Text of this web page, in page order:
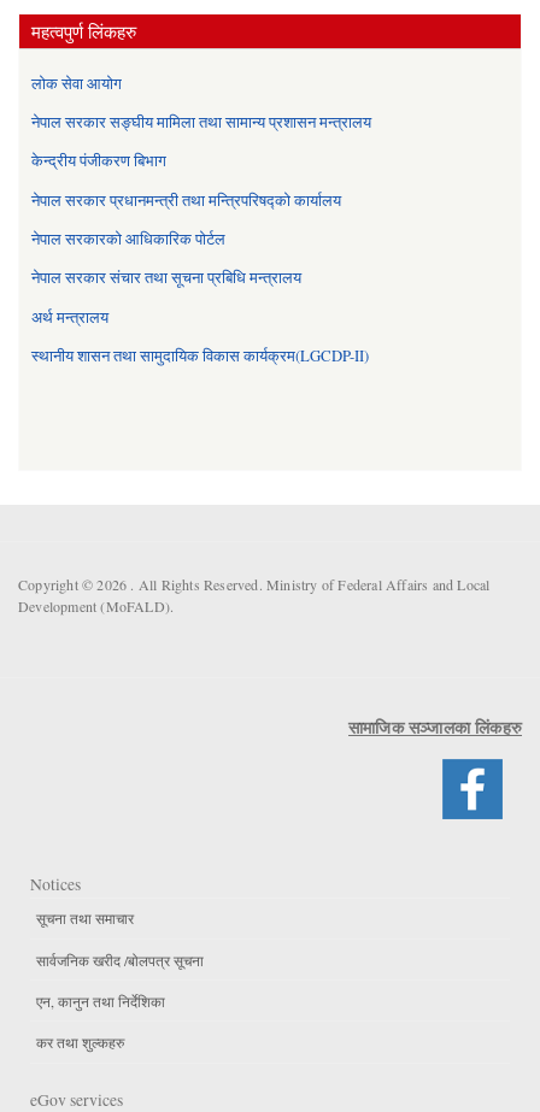
महत्वपुर्ण लिंकहरु
लोक सेवा आयोग
नेपाल सरकार सङ्घीय मामिला तथा सामान्य प्रशासन मन्त्रालय
केन्द्रीय पंजीकरण बिभाग
नेपाल सरकार प्रधानमन्त्री तथा मन्त्रिपरिषद्को कार्यालय
नेपाल सरकारको आधिकारिक पोर्टल
नेपाल सरकार संचार तथा सूचना प्रबिधि मन्त्रालय
अर्थ मन्त्रालय
स्थानीय शासन तथा सामुदायिक विकास कार्यक्रम(LGCDP-II)
Copyright © 2026 . All Rights Reserved. Ministry of Federal Affairs and Local
Development (MoFALD).
सामाजिक सञ्जालका लिंकहरु
Notices
सूचना तथा समाचार
सार्वजनिक खरीद /बोलपत्र सूचना
एन, कानुन तथा निर्देशिका
कर तथा शुल्कहरु
eGov services